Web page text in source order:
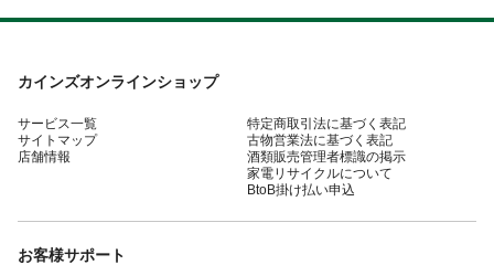
カインズオンラインショップ
サービス一覧
サイトマップ
店舗情報
特定商取引法に基づく表記
古物営業法に基づく表記
酒類販売管理者標識の掲示
家電リサイクルについて
BtoB掛け払い申込
お客様サポート